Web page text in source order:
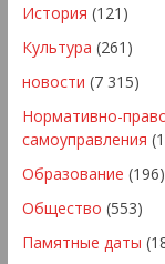
История (121)
Культура (261)
новости (7 315)
Нормативно-
самоуправления
Образование (196)
Общество (553)
Памятные даты